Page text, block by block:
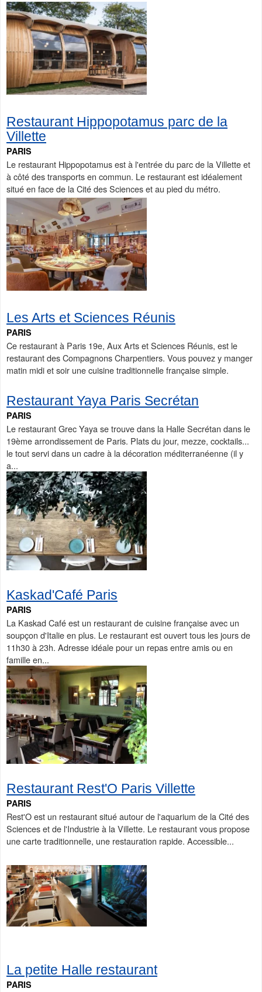
Restaurant Hippopotamus parc de la
Villette
PARIS
Le restaurant Hippopotamus est à l'entrée du parc de la Villette et
à côté des transports en commun. Le restaurant est idéalement
situé en face de la Cité des Sciences et au pied du métro.
Les Arts et Sciences Réunis
PARIS
Ce restaurant à Paris 19e, Aux Arts et Sciences Réunis, est le
restaurant des Compagnons Charpentiers. Vous pouvez y manger
matin midi et soir une cuisine traditionnelle française simple.
Restaurant Yaya Paris Secrétan
PARIS
Le restaurant Grec Yaya se trouve dans la Halle Secrétan dans le
19ème arrondissement de Paris. Plats du jour, mezze, cocktails...
le tout servi dans un cadre à la décoration méditerranéenne (il y
a...
Kaskad'Café Paris
PARIS
La Kaskad Café est un restaurant de cuisine française avec un
soupçon d'Italie en plus. Le restaurant est ouvert tous les jours de
11h30 à 23h. Adresse idéale pour un repas entre amis ou en
famille en...
Restaurant Rest'O Paris Villette
PARIS
Rest'O est un restaurant situé autour de l'aquarium de la Cité des
Sciences et de l'Industrie à la Villette. Le restaurant vous propose
une carte traditionnelle, une restauration rapide. Accessible...
La petite Halle restaurant
PARIS